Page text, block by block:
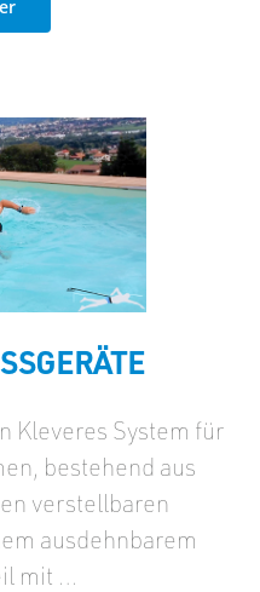
Kleveres System für
bestehend aus
verstellbaren
ausdehnbarem
mit …